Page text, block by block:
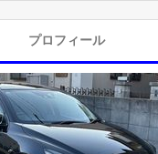
プロフィール